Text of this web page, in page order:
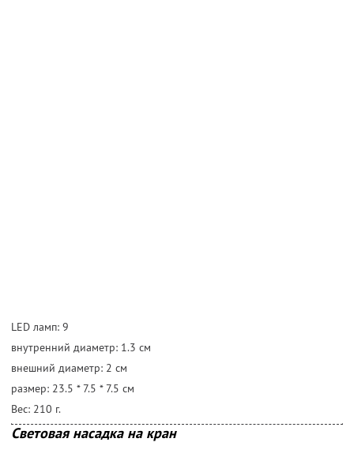
LED ламп: 9
внутренний диаметр: 1.3 cм
внешний диаметр: 2 cм
размер: 23.5 * 7.5 * 7.5 cм
Вес: 210 г.
Световая насадка на кран